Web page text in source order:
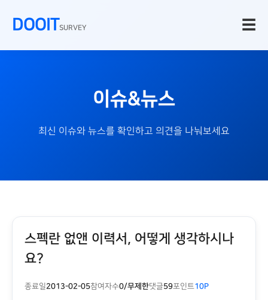
DOOITSURVEY ☰
이슈&뉴스
최신 이슈와 뉴스를 확인하고 의견을 나눠보세요
스펙란 없앤 이력서, 어떻게 생각하시나
요?
종료일2013-02-05참여자수0/무제한댓글59포인트10P